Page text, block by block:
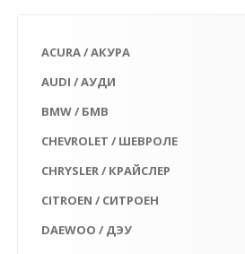
ACURA / АКУРА
AUDI / АУДИ
BMW / БМВ
CHEVROLET / ШЕВРОЛЕ
CHRYSLER / КРАЙСЛЕР
CITROEN / СИТРОЕН
DAEWOO / ДЭУ